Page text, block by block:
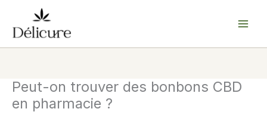
contenu
Peut-on trouver des bonbons CBD
en pharmacie ?